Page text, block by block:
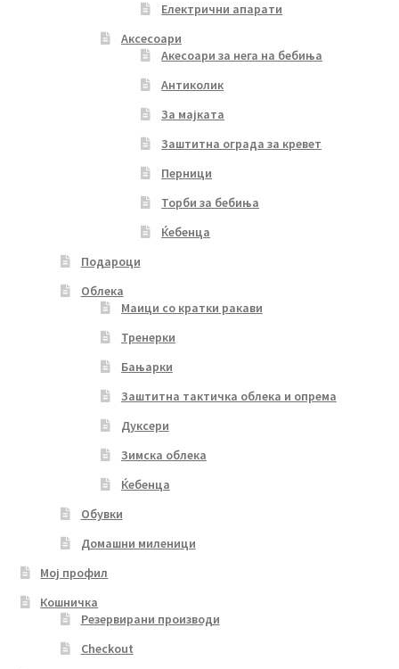
Електрични апарати
Аксесоари
Акесоари за нега на бебиња
Антиколик
За мајката
Заштитна ограда за кревет
Перници
Торби за бебиња
Ќебенца
Подароци
Облека
Маици со кратки ракави
Тренерки
Бањарки
Заштитна тактичка облека и опрема
Дуксери
Зимска облека
Ќебенца
Обувки
Домашни миленици
Мој профил
Кошничка
Резервирани производи
Checkout